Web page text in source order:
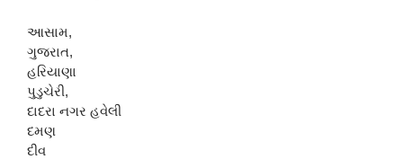
આસામ,
ગુજરાત,
હરિયાણા
પુડુચેરી,
દાદરા નગર હવેલી
દમણ
દીવ